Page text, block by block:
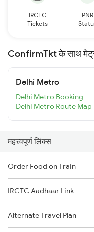
IRCTC
Tickets
PNR
ConfirmTkt के साथ मेट्रो
Delhi Metro
Delhi Metro Booking
Delhi Metro Route Map
महत्त्वपूर्ण लिंक्स
Order Food on Train
IRCTC Aadhaar Link
Alternate Travel Plan